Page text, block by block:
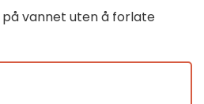
på vannet uten å forlate